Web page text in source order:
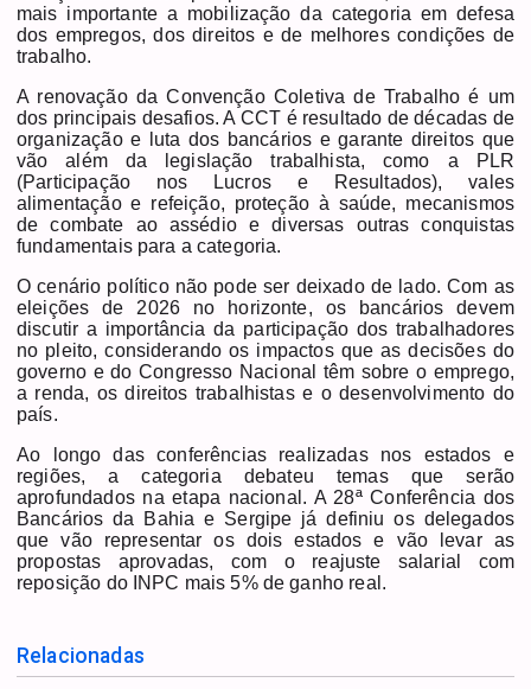
mais importante a mobilização da categoria em defesa
dos empregos, dos direitos e de melhores condições de
trabalho.
A renovação da Convenção Coletiva de Trabalho é um
dos principais desafios. A CCT é resultado de décadas de
organização e luta dos bancários e garante direitos que
vão além da legislação trabalhista, como a PLR
(Participação nos Lucros e Resultados), vales
alimentação e refeição, proteção à saúde, mecanismos
de combate ao assédio e diversas outras conquistas
fundamentais para a categoria.
O cenário político não pode ser deixado de lado. Com as
eleições de 2026 no horizonte, os bancários devem
discutir a importância da participação dos trabalhadores
no pleito, considerando os impactos que as decisões do
governo e do Congresso Nacional têm sobre o emprego,
a renda, os direitos trabalhistas e o desenvolvimento do
país.
Ao longo das conferências realizadas nos estados e
regiões, a categoria debateu temas que serão
aprofundados na etapa nacional. A 28ª Conferência dos
Bancários da Bahia e Sergipe já definiu os delegados
que vão representar os dois estados e vão levar as
propostas aprovadas, com o reajuste salarial com
reposição do INPC mais 5% de ganho real.
Relacionadas